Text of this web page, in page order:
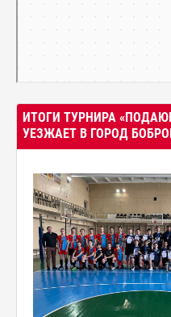
ИТОГИ ТУРНИРА
УЕЗЖАЕТ В ГОРОД